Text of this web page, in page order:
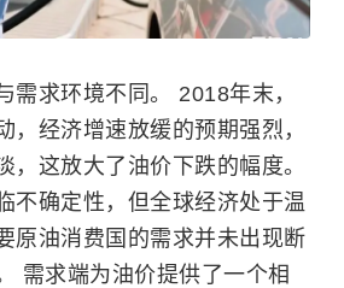
需求环境不同。 2018年末，
，经济增速放缓的预期强烈，
，这放大了油价下跌的幅度。
不确定性，但全球经济处于温
原油消费国的需求并未出现断
需求端为油价提供了一个相